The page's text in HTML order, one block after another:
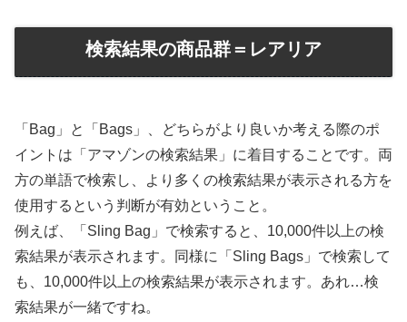
検索結果の商品群＝レアリア
「Bag」と「Bags」、どちらがより良いか考える際のポ
イントは「アマゾンの検索結果」に着目することです。両
方の単語で検索し、より多くの検索結果が表示される方を
使用するという判断が有効ということ。
例えば、「Sling Bag」で検索すると、10,000件以上の検
索結果が表示されます。同様に「Sling Bags」で検索して
も、10,000件以上の検索結果が表示されます。あれ…検
索結果が一緒ですね。